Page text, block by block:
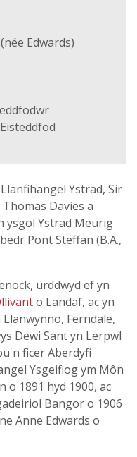
Edwards)
Ystrad, Sir
Davies a
ysgol Ystrad Meurig
Pont Steffan (B.A.,
urddwyd ef yn
o Landaf, ac yn
Ferndale,
Dewi Sant yn Lerpwl
ficer Aberdyfi
Ysgeifiog ym Môn
o 1891 hyd 1900, ac
Bangor o 1906
Anne Edwards o